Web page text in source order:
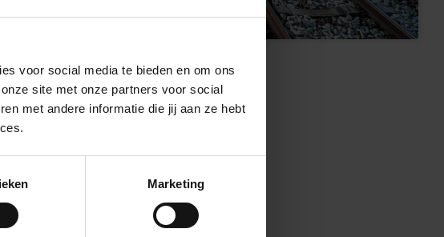
voor social media te bieden en om ons
site met onze partners voor social
met andere informatie die jij aan ze hebt
Marketing
en nieuwe lift van spoor 1
westzijde van de
op de plek waar